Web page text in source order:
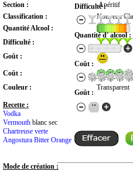
Difficulté :
Quantité d' alcool :
Coût :
Goût :
Section :
Apéritif
Classification :
Nouveau
Quantité Alcool :
Difficulté :
Goût :
Coût :
Couleur :
Transparent
Recette :
Vodka
Vermouth blanc sec
Chartreuse verte
Angostura Bitter Orange
Mode de création :